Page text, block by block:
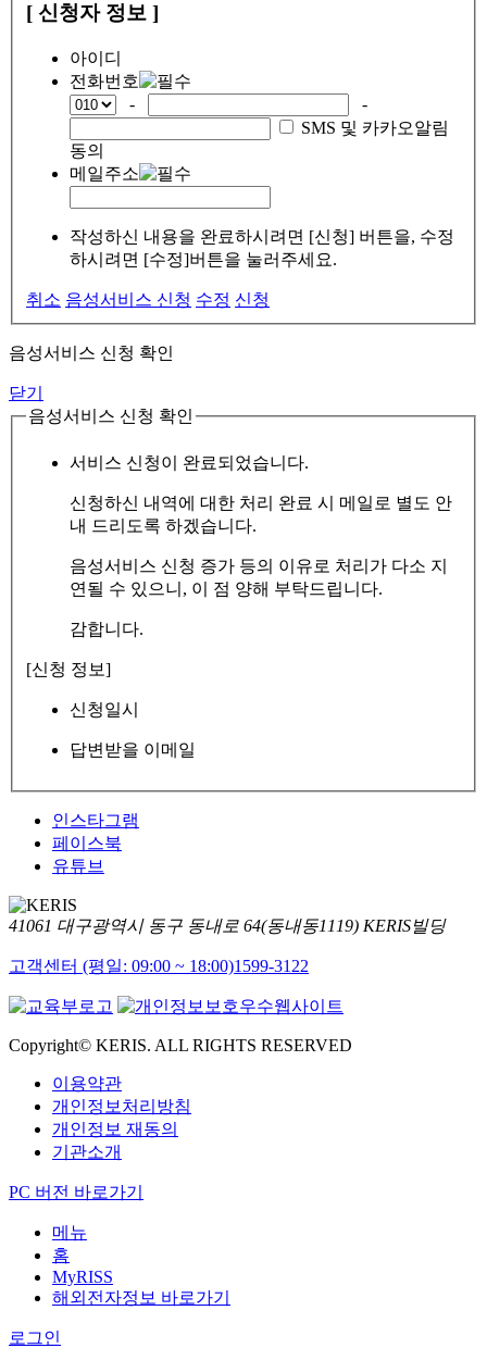
[ 신청자 정보 ]
아이디
전화번호
-
-
SMS 및 카카오알림
동의
메일주소
작성하신 내용을 완료하시려면 [신청] 버튼을, 수정
하시려면 [수정]버튼을 눌러주세요.
취소 음성서비스 신청 수정 신청
음성서비스 신청 확인
닫기
음성서비스 신청 확인
서비스 신청이 완료되었습니다.
신청하신 내역에 대한 처리 완료 시 메일로 별도 안
내 드리도록 하겠습니다.
음성서비스 신청 증가 등의 이유로 처리가 다소 지
연될 수 있으니, 이 점 양해 부탁드립니다.
감합니다.
[신청 정보]
신청일시
답변받을 이메일
인스타그램
페이스북
유튜브
41061 대구광역시 동구 동내로 64(동내동1119) KERIS빌딩
고객센터 (평일: 09:00 ~ 18:00)1599-3122
Copyright© KERIS. ALL RIGHTS RESERVED
이용약관
개인정보처리방침
개인정보 재동의
기관소개
PC 버전 바로가기
메뉴
홈
MyRISS
해외전자정보 바로가기
로그인